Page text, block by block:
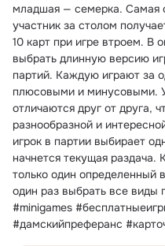
младшая — семерка. Самая
участник за столом
10 карт при игре втроем. В
выбрать длинную версию
партий. Каждую играют за
плюсовыми и минусовыми.
отличаются друг от друга,
разнообразной и
игрок в партии выбирает
начнется текущая
только один определенный
один раз выбрать все виды
#minigames
#дамскийпреферанс